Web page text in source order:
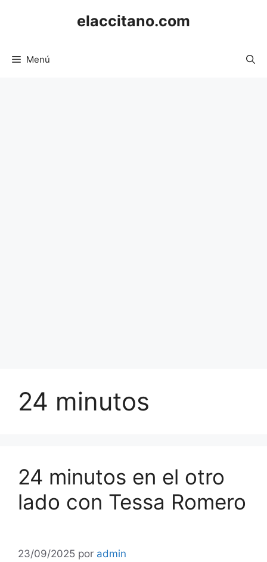
elaccitano.com
Menú
24 minutos
24 minutos en el otro
lado con Tessa Romero
23/09/2025 por admin